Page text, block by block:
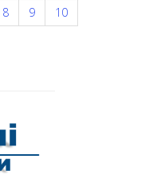
8 9
10